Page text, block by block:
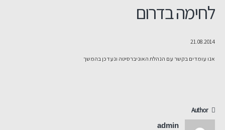
לחימה בדרום
21.08.2014
אנו עומדים בקשר עם הנהלת האוניברסיטה ונעדכן בהמשך
Author
admin